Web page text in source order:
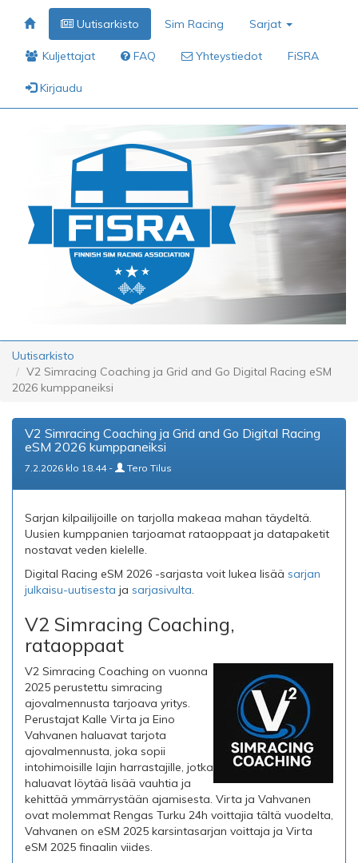
Uutisarkisto Sim Racing Sarjat
Kuljettajat FAQ Yhteystiedot FiSRA
Kirjaudu
Uutisarkisto
V2 Simracing Coaching ja Grid and Go Digital Racing eSM
2026 kumppaneiksi
V2 Simracing Coaching ja Grid and Go Digital Racing
eSM 2026 kumppaneiksi
7.2.2026 klo 18.44 - Tero Tilus
Sarjan kilpailijoille on tarjolla makeaa mahan täydeltä.
Uusien kumppanien tarjoamat rataoppaat ja datapaketit
nostavat veden kielelle.
Digital Racing eSM 2026 -sarjasta voit lukea lisää sarjan
julkaisu-uutisesta ja sarjasivulta.
V2 Simracing Coaching,
rataoppaat
V2 Simracing Coaching on vuonna
2025 perustettu simracing
ajovalmennusta tarjoava yritys.
Perustajat Kalle Virta ja Eino
Vahvanen haluavat tarjota
ajovalmennusta, joka sopii
intohimoisille lajin harrastajille, jotka
haluavat löytää lisää vauhtia ja
kehittää ymmärrystään ajamisesta. Virta ja Vahvanen
ovat molemmat Rengas Turku 24h voittajia tältä vuodelta,
Vahvanen on eSM 2025 karsintasarjan voittaja ja Virta
eSM 2025 finaalin viides.